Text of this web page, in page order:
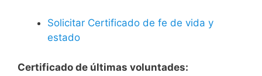
Solicitar Certificado de fe de vida y
estado
Certificado de últimas voluntades: